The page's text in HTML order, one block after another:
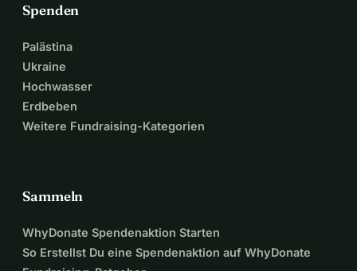
Spenden
Palästina
Ukraine
Hochwasser
Erdbeben
Weitere Fundraising-Kategorien
Sammeln
WhyDonate Spendenaktion Starten
So Erstellst Du eine Spendenaktion auf WhyDonate